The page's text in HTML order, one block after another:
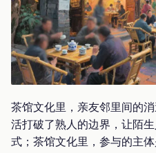
茶馆文化里，亲友邻里间的
活打破了熟人的边界，让陌
式；茶馆文化里，参与的主